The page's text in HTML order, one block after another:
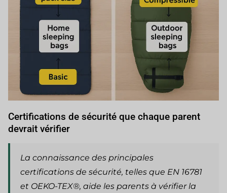
Certifications de sécurité que chaque parent
devrait vérifier
La connaissance des principales
certifications de sécurité, telles que EN 16781
et OEKO-TEX®, aide les parents à vérifier la